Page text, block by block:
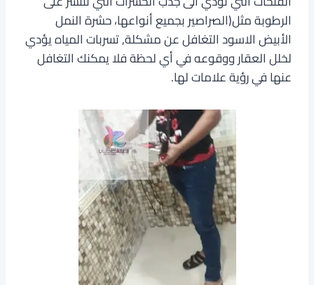
الرطوبة مثل(الصراصير بجميع أنواعها، حشرة النمل
الأبيض الاسود التغافل عن مشكلة, تسربات المياه يؤدي
لخلل العقار ووقوعه في أي لحظة فلا يمكنك التغافل
عنها في رؤية علامات لها.